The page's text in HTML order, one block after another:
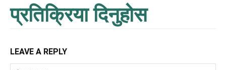
प्रतिक्रिया दिनुहोस
LEAVE A REPLY